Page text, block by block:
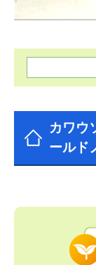
カワウ
ールド